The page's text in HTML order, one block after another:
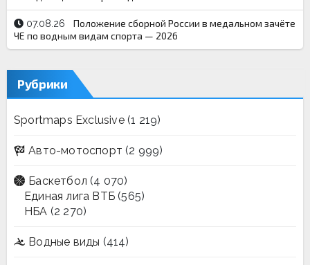
07.08.26
Положение сборной России в медальном зачёте
ЧЕ по водным видам спорта — 2026
Рубрики
Sportmaps Exclusive(1 219)
Авто-мотоспорт (2 999)
Баскетбол (4 070)
Единая лига ВТБ (565)
НБА (2 270)
Водные виды (414)